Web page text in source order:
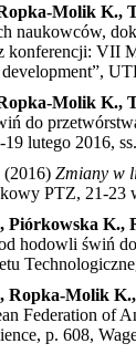
Molik K.,
naukowców,
konferencji: VII
development”,
Molik K.,
do
19 lutego 2016,
(2016) Zmiany w
PTZ, 21-23
Piórkowska K.,
hodowli świń
Ropka-Molik
Federation of
p. 608,